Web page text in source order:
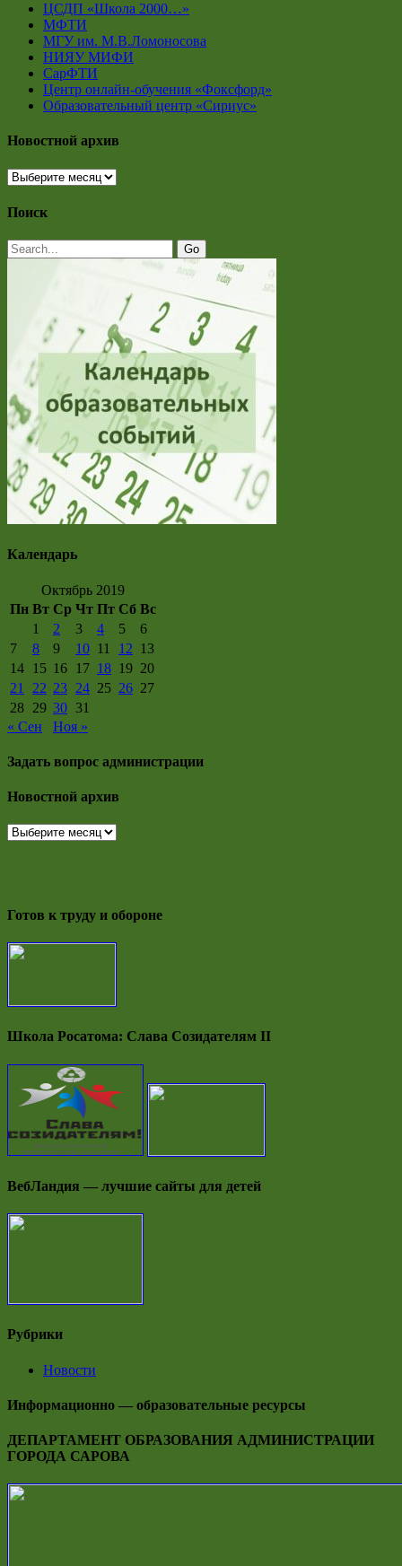
ЦСДП «Школа 2000…»
МФТИ
МГУ им. М.В.Ломоносова
НИЯУ МИФИ
СарФТИ
Центр онлайн-обучения «Фоксфорд»
Образовательный центр «Сириус»
Новостной архив
Новостной
Поиск
Календарь
Октябрь 2019
Пн Вт Ср Чт Пт Сб Вс
1
2 3 4 5
6
7
8 9 10 11 12 13
14 15 16 17 18 19 20
21
22 23 24 25 26 27
28 29 30 31
« Сен
Ноя »
Задать вопрос администрации
Новостной архив
Новостной
Готов к труду и обороне
Школа Росатома: Слава Созидателям II
ВебЛандия — лучшие сайты для детей
Рубрики
Новости
Информационно — образовательные ресурсы
ДЕПАРТАМЕНТ ОБРАЗОВАНИЯ АДМИНИСТРАЦИИ
ГОРОДА САРОВА